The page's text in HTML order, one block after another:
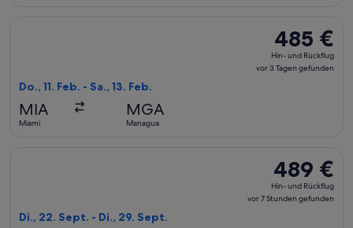
485 €
Hin-
und
485 €
Hin- und Rückflug
vor 3 Tagen gefunden
Do., 11. Feb. - Sa., 13. Feb.
MIA
Miami
MGA
Managua
489 €
Hin-
und
489 €
Hin- und Rückflug
vor 7 Stunden gefunden
Di., 22. Sept. - Di., 29. Sept.